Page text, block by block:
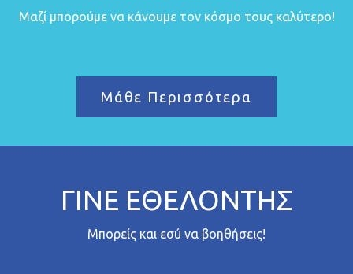
Μαζί μπορούμε να κάνουμε τον κόσμο τους καλύτερο!
Μάθε Περισσότερα
ΓΙΝΕ ΕΘΕΛΟΝΤΗΣ
Μπορείς και εσύ να βοηθήσεις!